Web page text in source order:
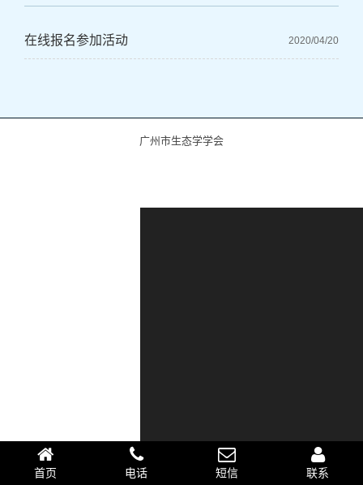
联系我们
2020/04/20
在线报名参加活动
广州市生态学学会
首页 电话 短信 联系